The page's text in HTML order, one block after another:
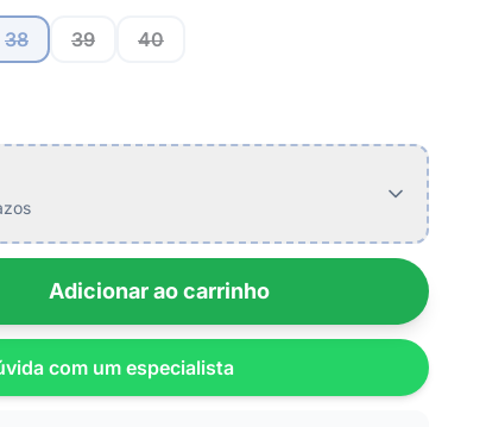
38 39 40
Adicionar ao carrinho
com um especialista